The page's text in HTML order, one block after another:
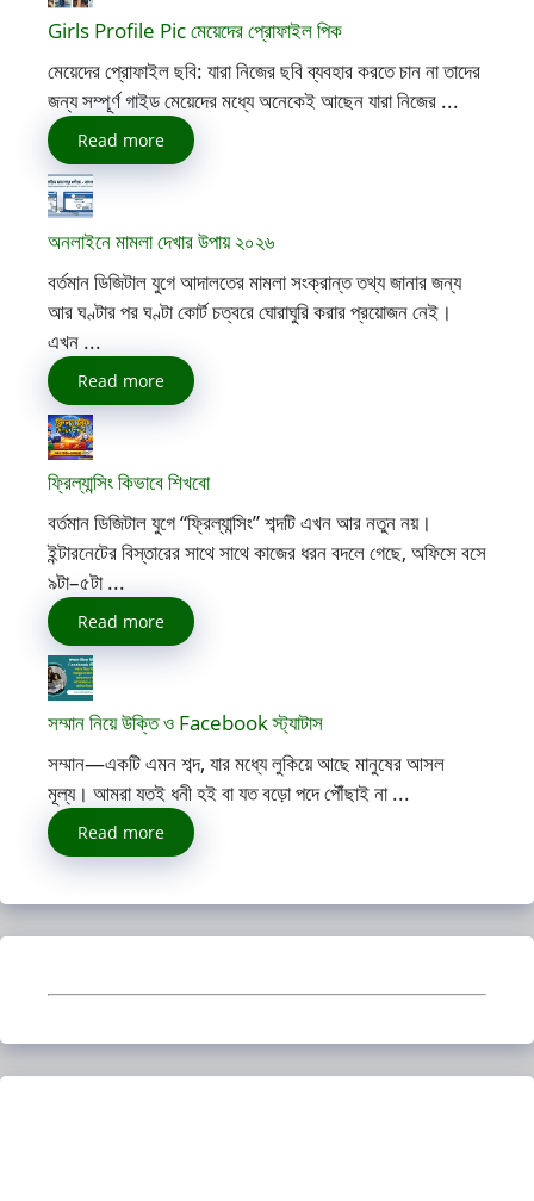
Girls Profile Pic মেয়েদের প্রোফাইল পিক
মেয়েদের প্রোফাইল ছবি: যারা নিজের ছবি ব্যবহার করতে চান না তাদের
জন্য সম্পূর্ণ গাইড মেয়েদের মধ্যে অনেকেই আছেন যারা নিজের ...
Read more
অনলাইনে মামলা দেখার উপায় ২০২৬
বর্তমান ডিজিটাল যুগে আদালতের মামলা সংক্রান্ত তথ্য জানার জন্য
আর ঘণ্টার পর ঘণ্টা কোর্ট চত্বরে ঘোরাঘুরি করার প্রয়োজন নেই।
এখন ...
Read more
ফ্রিল্যান্সিং কিভাবে শিখবো
বর্তমান ডিজিটাল যুগে “ফ্রিল্যান্সিং” শব্দটি এখন আর নতুন নয়।
ইন্টারনেটের বিস্তারের সাথে সাথে কাজের ধরন বদলে গেছে, অফিসে বসে
৯টা–৫টা ...
Read more
সম্মান নিয়ে উক্তি ও Facebook স্ট্যাটাস
সম্মান—একটি এমন শব্দ, যার মধ্যে লুকিয়ে আছে মানুষের আসল
মূল্য। আমরা যতই ধনী হই বা যত বড়ো পদে পৌঁছাই না ...
Read more